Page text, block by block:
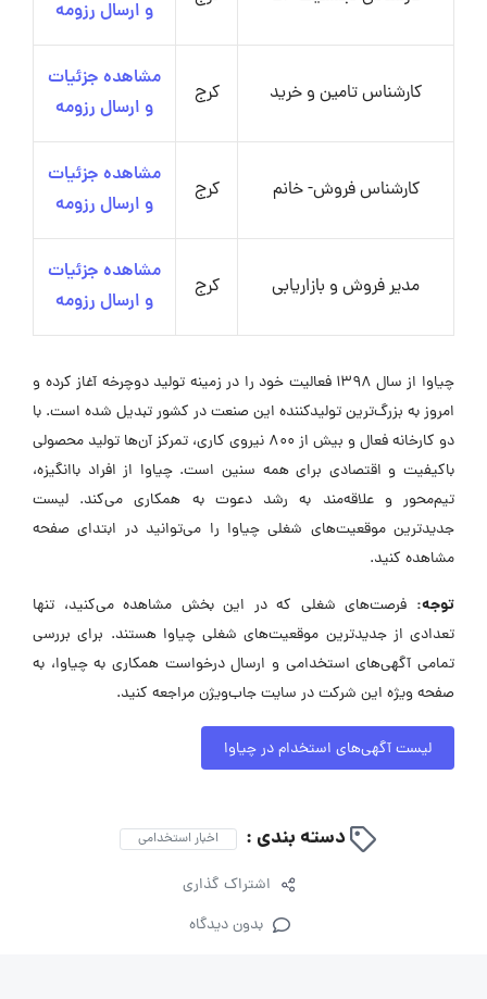
و ارسال رزومه
کارشناس تامین و خرید کرج
مشاهده جزئیات
و ارسال رزومه
کارشناس فروش- خانم کرج
مشاهده جزئیات
و ارسال رزومه
مدیر فروش و بازاریابی کرج
مشاهده جزئیات
و ارسال رزومه
چیاوا از سال ۱۳۹۸ فعالیت خود را در زمینه تولید دوچرخه آغاز کرده و
امروز به بزرگ‌ترین تولیدکننده این صنعت در کشور تبدیل شده است. با
دو کارخانه فعال و بیش از ۸۰۰ نیروی کاری، تمرکز آن‌ها تولید محصولی
باکیفیت و اقتصادی برای همه سنین است. چیاوا از افراد باانگیزه،
تیم‌محور و علاقه‌مند به رشد دعوت به همکاری می‌کند. لیست
جدیدترین موقعیت‌های شغلی چیاوا را می‌توانید در ابتدای صفحه
مشاهده کنید.
توجه: فرصت‌های شغلی که در این بخش مشاهده می‌کنید، تنها
تعدادی از جدیدترین موقعیت‌های شغلی چیاوا هستند. برای بررسی
تمامی آگهی‌های استخدامی و ارسال درخواست همکاری به چیاوا، به
صفحه ویژه این شرکت در سایت جاب‌ویژن مراجعه کنید.
لیست آگهی‌های استخدام در چیاوا
دسته بندی : اخبار استخدامی
اشتراک گذاری
بدون دیدگاه